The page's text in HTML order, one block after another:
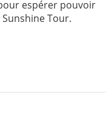
espérer pouvoir
Tour.